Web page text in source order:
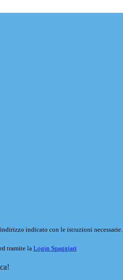
indicato con le istruzioni necessarie.
tramite la Login Spaggiari